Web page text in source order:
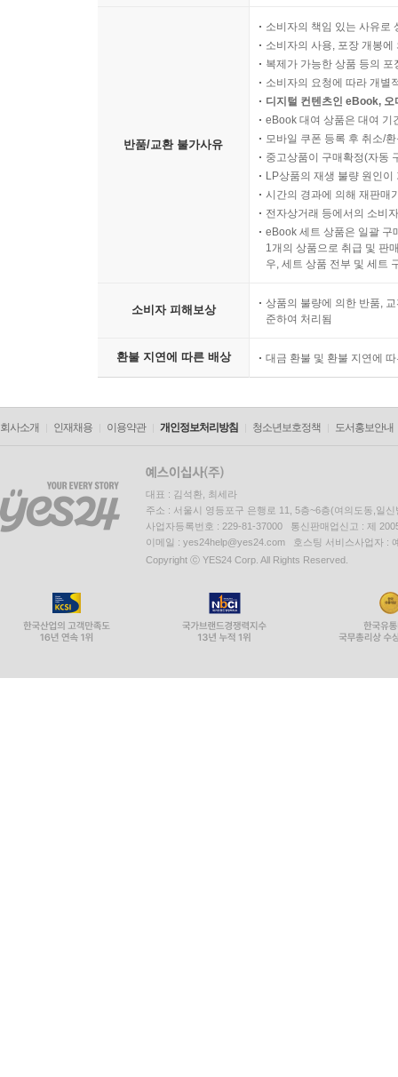
반품/교환 불가사유
소비자의 책임 있는 사유로
소비자의 사용, 포장 개봉
복제가 가능한 상품 등의
소비자의 요청에 따라 개별
디지털 컨텐츠인 eBook,
eBook 대여 상품은 대여 기
모바일 쿠폰 등록 후 취소/
중고상품이 구매확정(자동
LP상품의 재생 불량 원인
시간의 경과에 의해 재판매
전자상거래 등에서의 소비
eBook 세트 상품은 일괄 구
1개의 상품으로 취급 및 판
우, 세트 상품 전부 및 세트
소비자 피해보상
상품의 불량에 의한 반품,
준하여 처리됨
환불 지연에 따른 배상 대금 환불 및 환불 지연에
회사소개 인재채용 이용약관 개인정보처리방침 청소년보호정책 도서홍보안내
대표 : 김석환, 최세라
주소 : 서울시 영등포구 은행로 11, 5층~6층(여의도동,일신
사업자등록번호 : 229-81-37000 통신판매업신고 : 제
이메일 : yes24help@yes24.com 호스팅 서비스사업자 :
Copyright ⓒ YES24 Corp. All Rights Reserved.